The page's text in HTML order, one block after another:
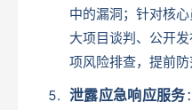
中的漏洞；针对核
大项目谈判、公开
项风险排查，提前防
泄露应急响应服务